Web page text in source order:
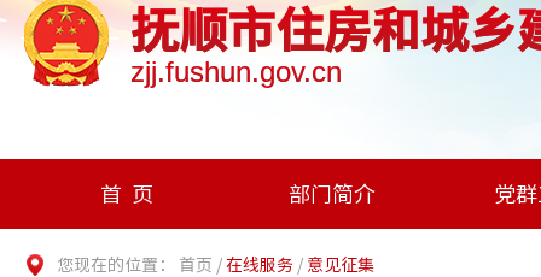
抚顺市住房和城乡
zjj.fushun.gov.cn
首页 部门简介 党
您现在的位置： 首页 /在线服务 / 意见征集